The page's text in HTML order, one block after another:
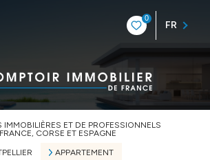
0
FR
IMMOBILIÈRES ET DE PROFESSIONNELS
CORSE ET ESPAGNE
APPARTEMENT